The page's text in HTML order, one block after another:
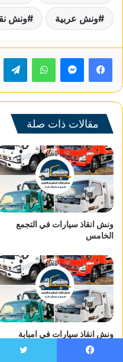
ونش عربية ونش
واتساب
مقالات ذات صلة
ونش انقاذ سيارات في التجمع
الخامس
ونش انقاذ سيارات في امبابة